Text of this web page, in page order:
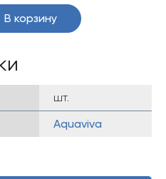
₴.
В корзину
шт.
Aquaviva